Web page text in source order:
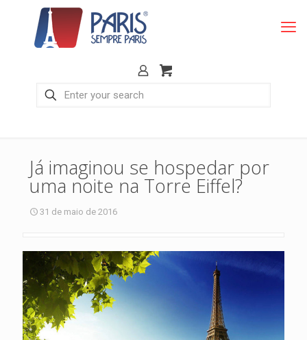
Já imaginou se hospedar por
uma noite na Torre Eiffel?
31 de maio de 2016